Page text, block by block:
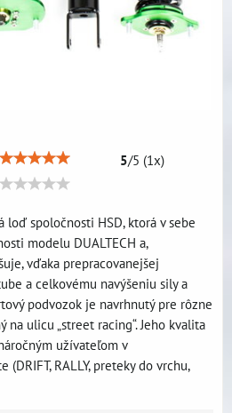
5/5 (1x)
loď spoločnosti HSD, ktorá v sebe
modelu DUALTECH a,
vďaka prepracovanejšej
a celkovému navýšeniu sily a
podvozok je navrhnutý pre rôzne
na ulicu „street racing“. Jeho kvalita
užívateľom v
RALLY, preteky do vrchu,